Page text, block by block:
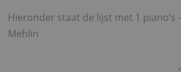
Hieronder staat de lijst met 1 piano’s -
Mehlin